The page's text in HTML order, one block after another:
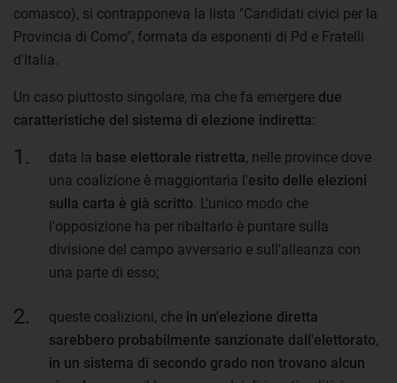
comasco), si contrapponeva la lista "Candidati civici per la
Provincia di Como", formata da esponenti di Pd e Fratelli
d'Italia.
Un caso piuttosto singolare, ma che fa emergere due
caratteristiche del sistema di elezione indiretta:
data la base elettorale ristretta, nelle province dove
una coalizione è maggioritaria l'esito delle elezioni
sulla carta è già scritto . L'unico modo che
l'opposizione ha per ribaltarlo è puntare sulla
divisione del campo avversario e sull'alleanza con
una parte di esso;
queste coalizioni, che in un'elezione diretta
sarebbero probabilmente sanzionate dall'elettorato,
in un sistema di secondo grado non trovano alcun